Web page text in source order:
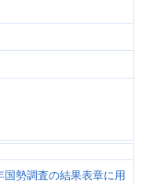
勢調査の結果表章に用